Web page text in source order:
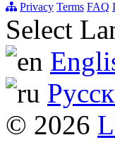
Privacy Terms FAQ
Select
© 2026